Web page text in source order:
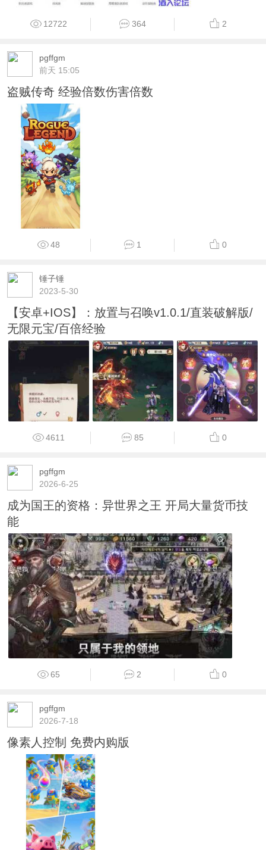
12722 364 2
pgffgm
前天 15:05
盗贼传奇 经验倍数伤害倍数
48 1 0
锤子锤
2023-5-30
【安卓+IOS】：放置与召唤v1.0.1/直装破解版/
无限元宝/百倍经验
4611 85 0
pgffgm
2026-6-25
成为国王的资格：异世界之王 开局大量货币技
能
65 2 0
pgffgm
2026-7-18
像素人控制 免费内购版